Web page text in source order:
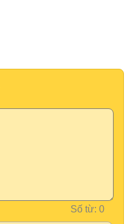
Số từ: